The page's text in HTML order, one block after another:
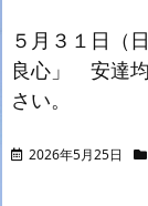
５月３１日（
良心」 安達
さい。
2026年5月25日